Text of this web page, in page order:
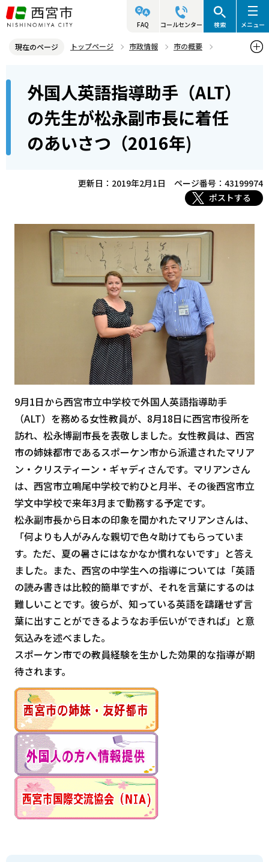
こ
の
ジ
す
FAQ コールセンター 検索 メニュー
現在のページ トップページ 市政情報
市の概要
姉妹都市 スポーケン市（アメリカ・ワシントン州）
外国人英語指導助手（ALT）の先生が松永副市長に着任のあいさつ
（2016年)
ら
外国人英語指導助手（ALT）
の先生が松永副市長に着任
のあいさつ（2016年)
更新日：2019年2月1日
ページ番号：43199974
ポストする
9月1日から西宮市立中学校で外国人英語指導助手
（ALT）を務める女性教員が、8月18日に西宮市役所を
訪れ、松永博副市長を表敬しました。女性教員は、西宮
市の姉妹都市であるスポーケン市から派遣されたマリア
ン・クリスティーン・ギャディさんです。マリアンさん
は、西宮市立鳴尾中学校で約ひと月半、その後西宮市立
学文中学校で来年3月まで勤務する予定です。
松永副市長から日本の印象を聞かれたマリアンさんは、
「何よりも人がみんな親切で色々助けてもらっていま
す。ただ、夏の暑さにはなかなか慣れないです」と答え
ました。また、西宮の中学生への指導については「英語
の読み書きは比較的簡単ですが、それを言葉にするのは
難しいことです。彼らが、知っている英語を躊躇せず言
葉に出すことができるようなお手伝いができれば」と意
気込みを述べました。
スポーケン市での教員経験を生かした効果的な指導が期
待されます。